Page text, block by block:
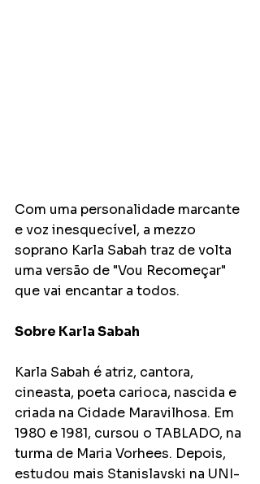
Com uma personalidade marcante
e voz inesquecível, a mezzo
soprano Karla Sabah traz de volta
uma versão de "Vou Recomeçar"
que vai encantar a todos.
Sobre Karla Sabah
Karla Sabah é atriz, cantora,
cineasta, poeta carioca, nascida e
criada na Cidade Maravilhosa. Em
1980 e 1981, cursou o TABLADO, na
turma de Maria Vorhees. Depois,
estudou mais Stanislavski na UNI-